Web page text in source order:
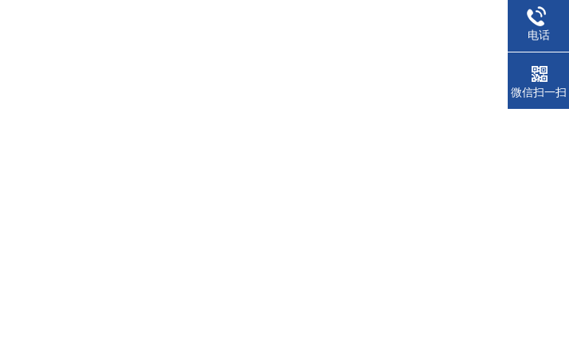
电话
微信扫一扫